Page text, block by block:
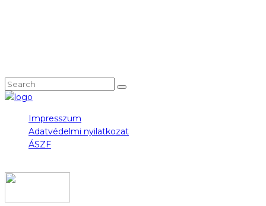
Impresszum
Adatvédelmi nyilatkozat
ÁSZF